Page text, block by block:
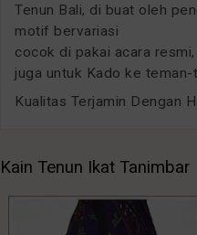
Tenun Bali, di buat oleh
motif bervariasi
cocok di pakai acara
juga untuk Kado ke
Kualitas Terjamin Dengan
Kain Tenun Ikat Tanimbar